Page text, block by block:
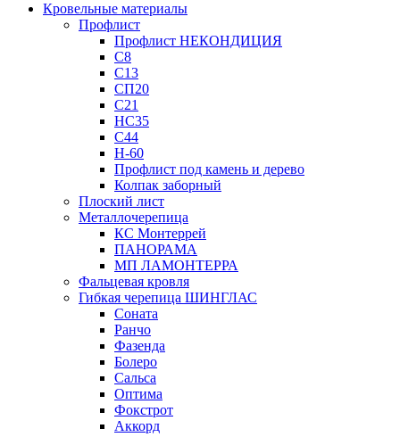
Кровельные материалы
Профлист
Профлист НЕКОНДИЦИЯ
С8
С13
СП20
С21
НС35
С44
Н-60
Профлист под камень и дерево
Колпак заборный
Плоский лист
Металлочерепица
КС Монтеррей
ПАНОРАМА
МП ЛАМОНТЕРРА
Фальцевая кровля
Гибкая черепица ШИНГЛАС
Соната
Ранчо
Фазенда
Болеро
Сальса
Оптима
Фокстрот
Аккорд